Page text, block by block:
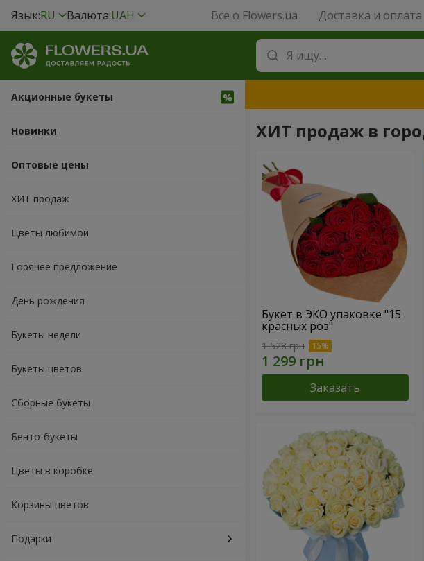
Язык:RU Валюта:UAH Все о Flowers.ua Доставка и оплата
Акционные букеты
Новинки
Оптовые цены
ХИТ продаж
Цветы любимой
Горячее предложение
День рождения
Букеты недели
Букеты цветов
Сборные букеты
Бенто-букеты
Цветы в коробке
Корзины цветов
Подарки
ХИТ продаж в
Букет в ЭКО упаковке "15
красных роз"
1 528 грн
Заказать